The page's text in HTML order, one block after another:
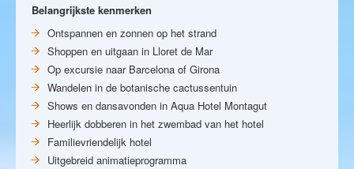
Belangrijkste kenmerken
Ontspannen en zonnen op het strand
Shoppen en uitgaan in Lloret de Mar
Op excursie naar Barcelona of Girona
Wandelen in de botanische cactussentuin
Shows en dansavonden in Aqua Hotel Montagut
Heerlijk dobberen in het zwembad van het hotel
Familievriendelijk hotel
Uitgebreid animatieprogramma